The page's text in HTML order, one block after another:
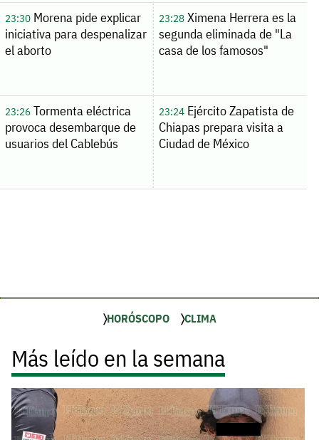
23:30Morena pide explicar
iniciativa para despenalizar
el aborto
23:28Ximena Herrera es la
segunda eliminada de "La
casa de los famosos"
23:26Tormenta eléctrica
provoca desembarque de
usuarios del Cablebús
23:24Ejército Zapatista de
Chiapas prepara visita a
Ciudad de México
HORÓSCOPO CLIMA
Más leído en la semana